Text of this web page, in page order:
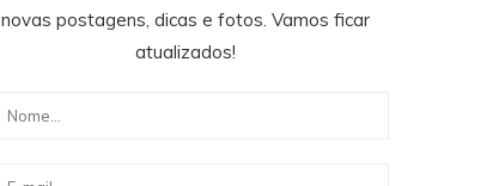
novas postagens, dicas e fotos. Vamos ficar
atualizados!